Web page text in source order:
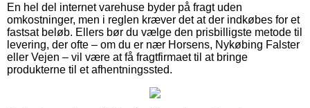
En hel del internet varehuse byder på fragt uden
omkostninger, men i reglen kræver det at der indkøbes for et
fastsat beløb. Ellers bør du vælge den prisbilligste metode til
levering, der ofte – om du er nær Horsens, Nykøbing Falster
eller Vejen – vil være at få fragtfirmaet til at bringe
produkterne til et afhentningssted.